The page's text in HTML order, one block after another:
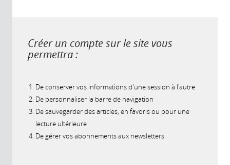
Créer un compte sur le site vous
permettra :
De conserver vos informations d'une session à l'autre
De personnaliser la barre de navigation
De sauvegarder des articles, en favoris ou pour une
lecture ultérieure
De gérer vos abonnements aux newsletters